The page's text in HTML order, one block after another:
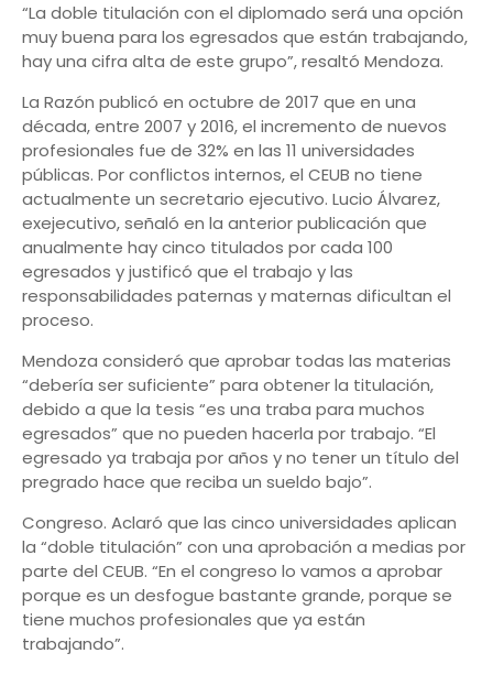
“La doble titulación con el diplomado será una opción
muy buena para los egresados que están trabajando,
hay una cifra alta de este grupo”, resaltó Mendoza.
La Razón publicó en octubre de 2017 que en una
década, entre 2007 y 2016, el incremento de nuevos
profesionales fue de 32% en las 11 universidades
públicas. Por conflictos internos, el CEUB no tiene
actualmente un secretario ejecutivo. Lucio Álvarez,
exejecutivo, señaló en la anterior publicación que
anualmente hay cinco titulados por cada 100
egresados y justificó que el trabajo y las
responsabilidades paternas y maternas dificultan el
proceso.
Mendoza consideró que aprobar todas las materias
“debería ser suficiente” para obtener la titulación,
debido a que la tesis “es una traba para muchos
egresados” que no pueden hacerla por trabajo. “El
egresado ya trabaja por años y no tener un título del
pregrado hace que reciba un sueldo bajo”.
Congreso. Aclaró que las cinco universidades aplican
la “doble titulación” con una aprobación a medias por
parte del CEUB. “En el congreso lo vamos a aprobar
porque es un desfogue bastante grande, porque se
tiene muchos profesionales que ya están
trabajando”.